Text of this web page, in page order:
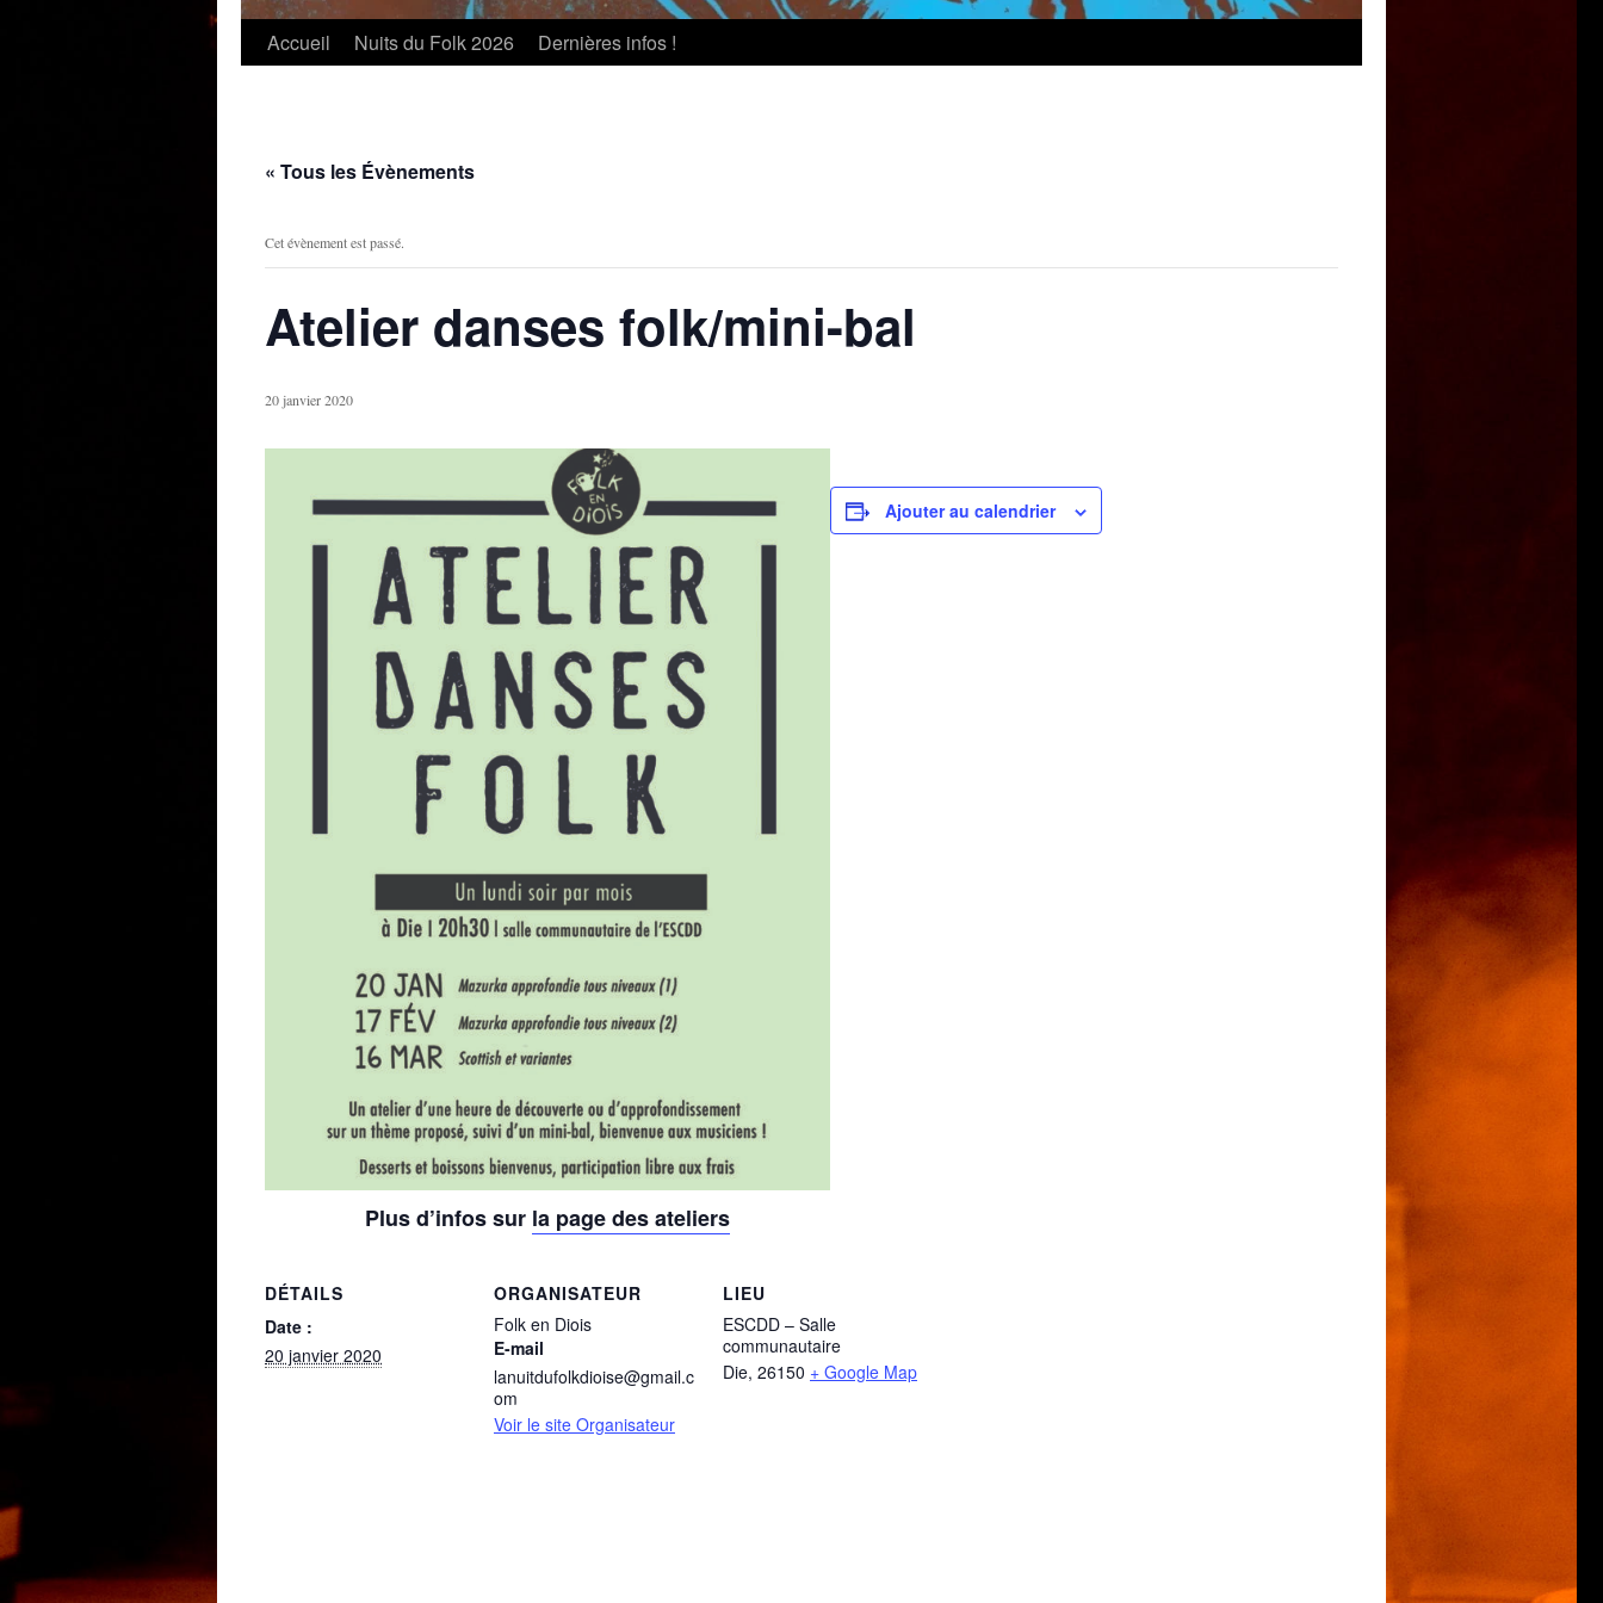
Accueil Nuits du Folk 2026 Dernières infos !
« Tous les Évènements
Cet évènement est passé.
Atelier danses folk/mini-bal
20 janvier 2020
Plus d’infos sur la page des ateliers
Ajouter au calendrier
DÉTAILS
Date :
20 janvier 2020
ORGANISATEUR
Folk en Diois
E-mail
lanuitdufolkdioise@gmail.c
om
Voir le site Organisateur
LIEU
ESCDD – Salle
communautaire
Die, 26150 + Google Map